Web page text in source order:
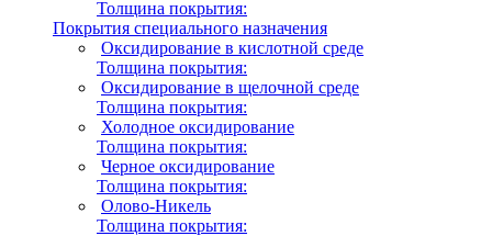
Толщина покрытия:
Покрытия специального назначения
Оксидирование в кислотной среде
Толщина покрытия:
Оксидирование в щелочной среде
Толщина покрытия:
Холодное оксидирование
Толщина покрытия:
Черное оксидирование
Толщина покрытия:
Олово-Никель
Толщина покрытия: